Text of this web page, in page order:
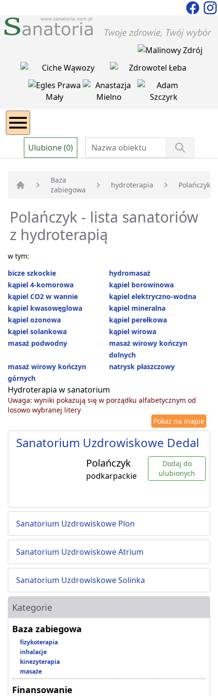
Ulubione (0)
Strona główna
Baza
zabiegowa
hydroterapia Polańczyk
Polańczyk - lista sanatoriów
z hydroterapią
w tym:
bicze szkockie
hydromasaż
kąpiel 4-komorowa
kąpiel borowinowa
kąpiel CO2 w wannie
kąpiel elektryczno-wodna
kąpiel kwasowęglowa
kąpiel mineralna
kąpiel ozonowa
kąpiel perełkowa
kąpiel solankowa
kąpiel wirowa
masaż podwodny
masaż wirowy kończyn
dolnych
masaż wirowy kończyn
górnych
natrysk płaszczowy
Hydroterapia w sanatorium
Uwaga: wyniki pokazują się w porządku alfabetycznym od
losowo wybranej litery
Pokaż na mapie
Sanatorium Uzdrowiskowe Dedal
Polańczyk
podkarpackie
Dodaj do
ulubionych
Sanatorium Uzdrowiskowe Plon
Sanatorium Uzdrowiskowe Atrium
Sanatorium Uzdrowiskowe Solinka
Kategorie
Baza zabiegowa
fizykoterapia
inhalacje
kinezyterapia
masaże
Finansowanie